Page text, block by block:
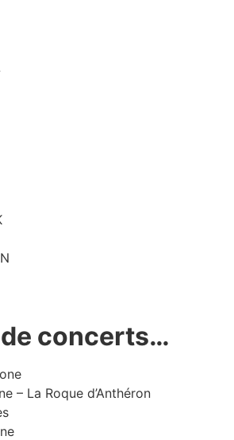
concerts…
– La Roque d’Anthéron